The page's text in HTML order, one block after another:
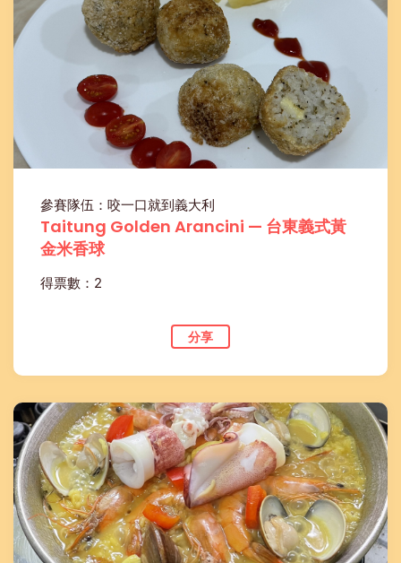
參賽隊伍：咬一口就到義大利
Taitung Golden Arancini — 台東義式黃
金米香球
得票數：2
分享